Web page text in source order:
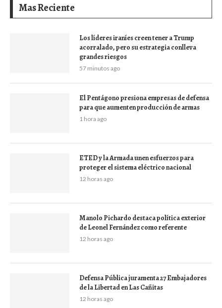
Mas Reciente
Los líderes iraníes creen tener a Trump
acorralado, pero su estrategia conlleva
grandes riesgos
57 minutos ago
El Pentágono presiona empresas de defensa
para que aumenten producción de armas
1 hora ago
ETED y la Armada unen esfuerzos para
proteger el sistema eléctrico nacional
12 horas ago
Manolo Pichardo destaca política exterior
de Leonel Fernández como referente
12 horas ago
Defensa Pública juramenta 27 Embajadores
de la Libertad en Las Cañitas
12 horas ago